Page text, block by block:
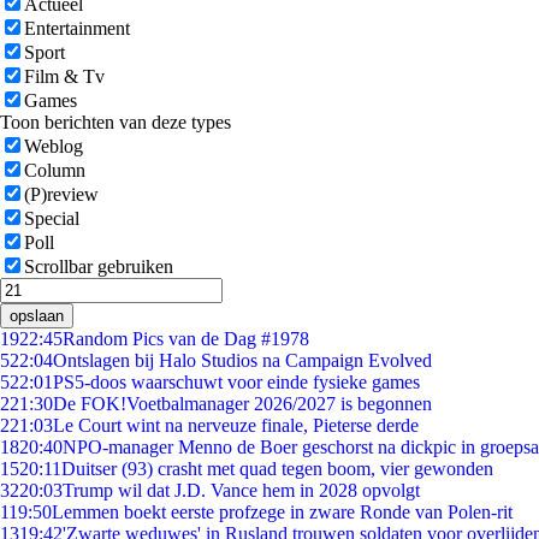
Actueel
Entertainment
Sport
Film & Tv
Games
Toon berichten van deze types
Weblog
Column
(P)review
Special
Poll
Scrollbar gebruiken
opslaan
1922:45Random Pics van de Dag #1978
522:04Ontslagen bij Halo Studios na Campaign Evolved
522:01PS5-doos waarschuwt voor einde fysieke games
221:30De FOK!Voetbalmanager 2026/2027 is begonnen
221:03Le Court wint na nerveuze finale, Pieterse derde
1820:40NPO-manager Menno de Boer geschorst na dickpic in
1520:11Duitser (93) crasht met quad tegen boom, vier gewonden
3220:03Trump wil dat J.D. Vance hem in 2028 opvolgt
119:50Lemmen boekt eerste profzege in zware Ronde van Polen-rit
1319:42'Zwarte weduwes' in Rusland trouwen soldaten voor